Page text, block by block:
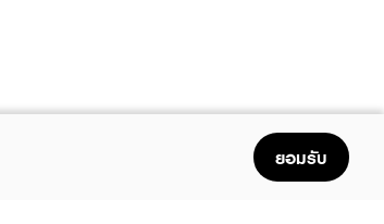
ยอมรับ